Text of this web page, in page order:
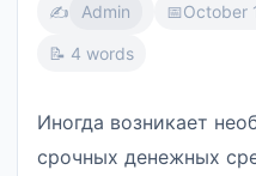
✍️ Admin 📅October
📝 4 words
Иногда возникает
срочных денежных